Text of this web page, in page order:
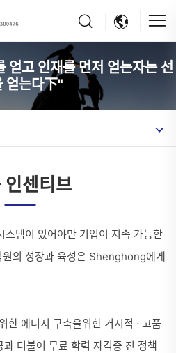
얻고 인재를 먼저 얻는자는 선
얻는다下"
인센티브
스템이 있어야만 기업이 지속 가능한
원의 성장과 육성은 Shenghong에게
한 에너지 구축을위한 거시적 · 고품
과 더불어 무료 학력 자격증 진 정책